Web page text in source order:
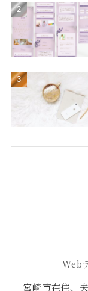
Web
宮崎市在住、